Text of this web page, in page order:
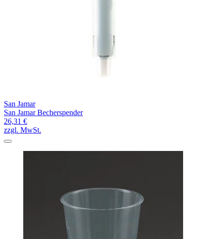
San Jamar
San Jamar Becherspender
26,31 €
zzgl. MwSt.